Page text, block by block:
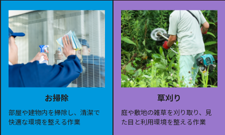
お掃除
部屋や建物内を掃除し、清潔で
快適な環境を整える作業
草刈り
庭や敷地の雑草を刈り取り、見
た目と利用環境を整える作業